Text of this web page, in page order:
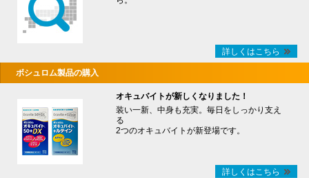
詳しくはこちら
ボシュロム製品の購入
オキュバイトが新しくなりました！
装い一新、中身も充実。毎日をしっかり支え
る
2つのオキュバイトが新登場です。
詳しくはこちら